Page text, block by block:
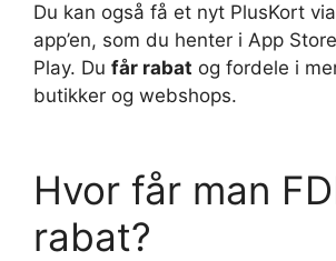
Du kan også få et nyt PlusKort
app’en, som du henter i App
Play. Du får rabat og fordele i
butikker og webshops.
Hvor får man
rabat?